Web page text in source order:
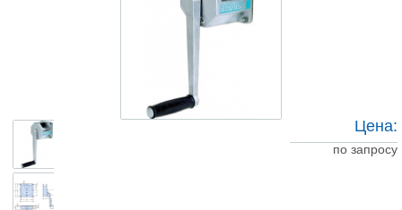
Цена:
по запросу